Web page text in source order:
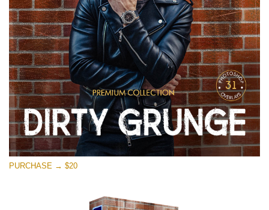
PURCHASE → $20